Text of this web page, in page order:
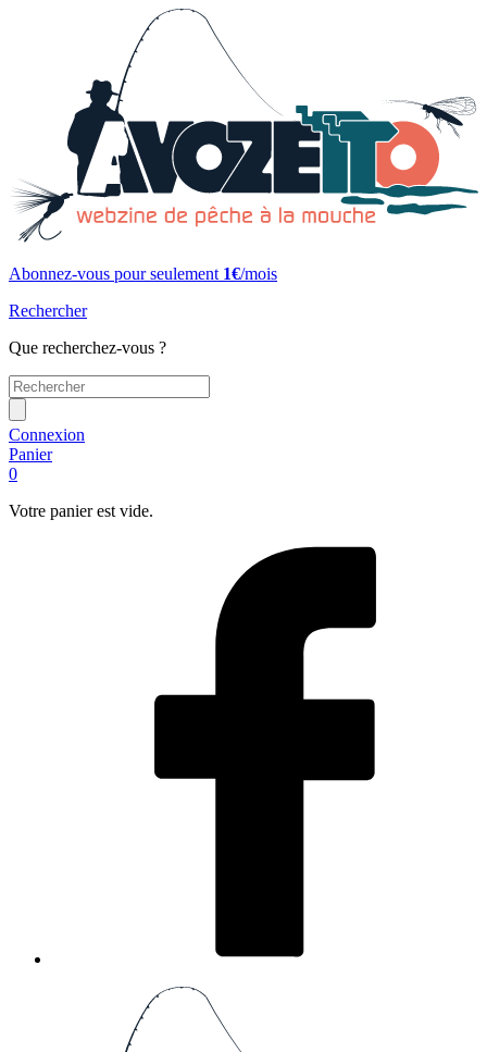
Abonnez-vous pour seulement 1€/mois
Rechercher
Que recherchez-vous ?
Connexion
Panier
0
Votre panier est vide.